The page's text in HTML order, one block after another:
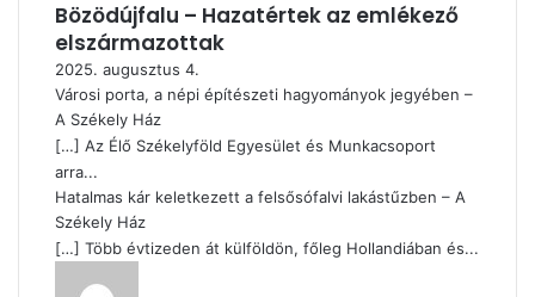
Bözödújfalu – Hazatértek az emlékező
elszármazottak
2025. augusztus 4.
Városi porta, a népi építészeti hagyományok jegyében –
A Székely Ház
[…] Az Élő Székelyföld Egyesület és Munkacsoport
arra...
Hatalmas kár keletkezett a felsősófalvi lakástűzben – A
Székely Ház
[…] Több évtizeden át külföldön, főleg Hollandiában és...